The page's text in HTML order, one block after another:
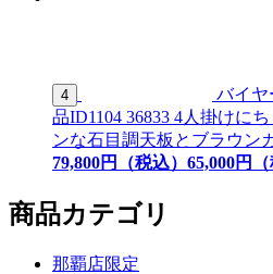
4 バイヤ
品ID1104 36833 4人掛けに
ンな石目調天板とブラウン
79,800円（税込） 65,000円（
商品カテゴリ
那覇店限定